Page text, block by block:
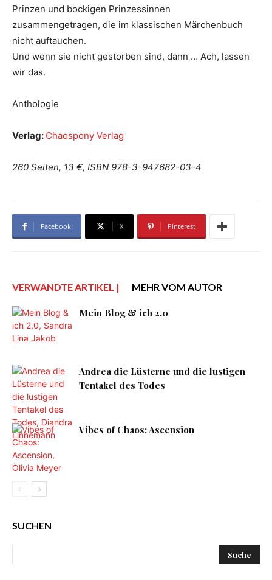
Prinzen und bockigen Prinzessinnen
zusammengetragen, die im klassischen Märchenbuch
nicht auftauchen.
Und wenn sie nicht gestorben sind, dann … Ach, lassen
wir das.
Anthologie
Verlag: Chaospony Verlag
260 Seiten, 13 €, ISBN 978-3-947682-03-4
Facebook X Pinterest
VERWANDTE ARTIKEL | MEHR VOM AUTOR
Mein Blog & ich 2.0
Andrea die Lüsterne und die lustigen
Tentakel des Todes
Vibes of Chaos: Ascension
SUCHEN